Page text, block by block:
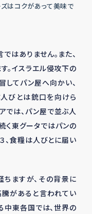
はコクがあって美味で
はありません。また、
。イスラエル侵攻下の
してパン屋へ向かい、
びとは銃口を向けら
では、パン屋で並ぶ人
く東グータではパンの
食糧は人びとに届い
ますが、その背景に
があると言われてい
中東各国では、世界の